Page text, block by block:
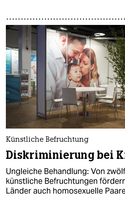
Künstliche Befruchtung
Diskriminierung bei
Ungleiche Behandlung: Von
künstliche Befruchtungen
Länder auch homosexuelle